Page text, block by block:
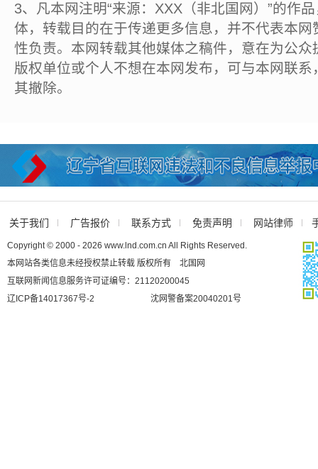
3、凡本网注明“来源：XXX（非北国网）”的作
体，转载目的在于传递更多信息，并不代表本
性负责。本网转载其他媒体之稿件，意在为公
版权单位或个人不想在本网发布，可与本网联
其撤除。
关于我们 广告报价 联系方式 免责声明 网站律师
Copyright © 2000 - 2026 www.lnd.com.cn All Rights Reserved.
本网站各类信息未经授权禁止转载 版权所有 北国网
互联网新闻信息服务许可证编号：21120200045
辽ICP备14017367号-2
沈网警备案20040201号